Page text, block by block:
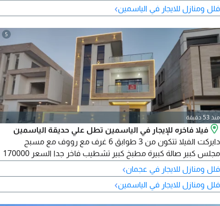
فلل ومنازل للايجار في الياسمين›
5
منذ 53 دقيقة
فيلا فاخره للإيجار في الياسمين تطل علي حديقة الياسمين
دايركت الفيلا تتكون من 3 طوابق 6 غرف مع رووف مع مسبح
مجلس كبير صالة كبيرة مطبخ كبير تشطيب فاخر جدا السعر 170000
علي أربع دفعات للتواصل
فلل ومنازل للايجار في عجمان›
فلل ومنازل للايجار في الياسمين›